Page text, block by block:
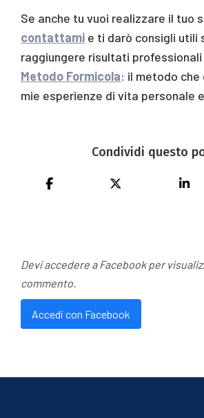
Se anche tu vuoi realizzare il tuo
contattami e ti darò consigli utili
raggiungere risultati
Metodo Formicola: il metodo
mie esperienze di vita personale
Condividi questo
Devi accedere a Facebook per
commento.
Accedi con Facebook